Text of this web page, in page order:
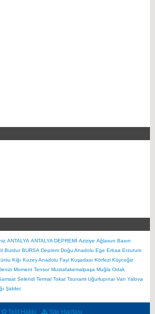
ANTALYA ANTALYA DEPREMİ Aziziye Ağlasun Basın
Burdur BURSA Deprem Doğu Anadolu Ege Erbaa Erzurum
Kiğı Kuzey Anadolu Fayi Kuşadası Körfezi Köyceğiz
Moment Tensor Mustafakemalpaşa Muğla Odak
Selendi Termal Tokat Tsunami Uğurlupınar Van Yalova
Şiddet
Telif Hakkı Site Haritası